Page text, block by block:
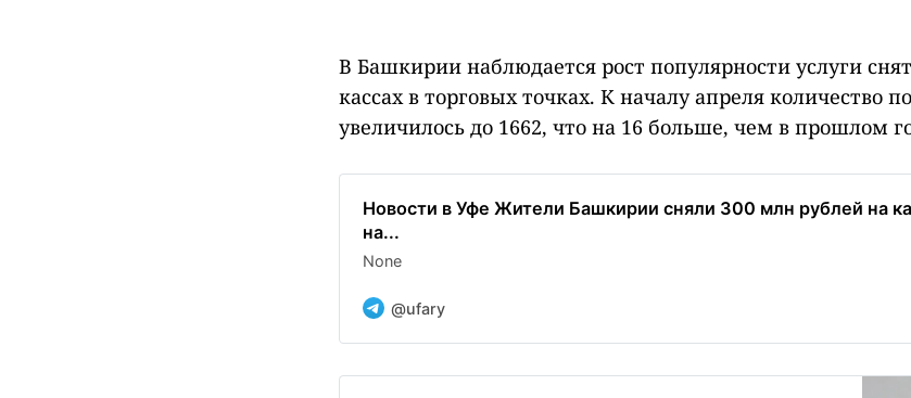
В Башкирии наблюдается рост популярности услуги
кассах в торговых точках. К началу апреля количество
увеличилось до 1662, что на 16 больше, чем в прошлом
Новости в Уфе Жители Башкирии сняли 300 млн рублей на
на...
None
@ufary